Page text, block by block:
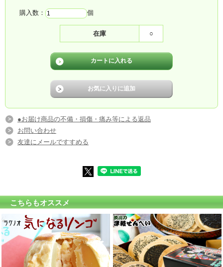
購入数： 個
在庫 ○
●お届け商品の不備・損傷・痛み等による返品
お問い合わせ
友達にメールですすめる
こちらもオススメ